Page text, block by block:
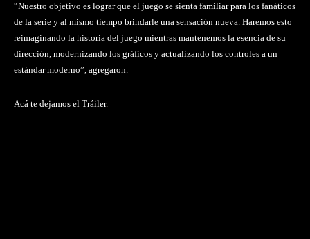
“Nuestro objetivo es lograr que el juego se sienta familiar para los fanáticos
de la serie y al mismo tiempo brindarle una sensación nueva. Haremos esto
reimaginando la historia del juego mientras mantenemos la esencia de su
dirección, modernizando los gráficos y actualizando los controles a un
estándar moderno”, agregaron.
Acá te dejamos el Tráiler.